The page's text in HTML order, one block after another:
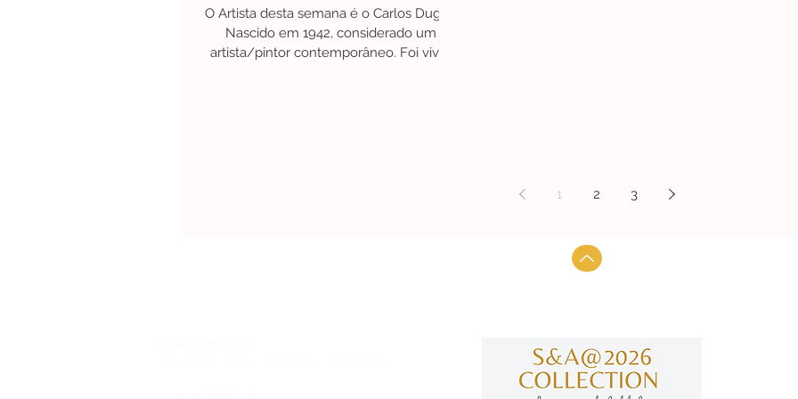
O Artista desta semana é o Carlos Dugos.
Nascido em 1942, considerado um
artista/pintor contemporâneo. Foi viver
1 2 3